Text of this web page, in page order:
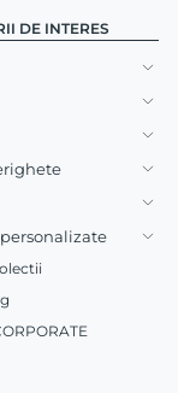
DE INTERES